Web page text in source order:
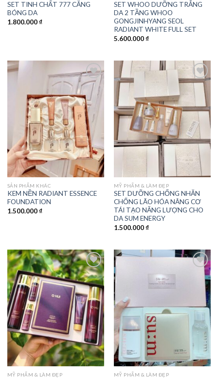
SET TINH CHẤT 777 CĂNG
BÓNG DA
1.800.000₫
SET WHOO DƯỠNG TRẮNG
DA 2 TẦNG WHOO
GONGJINHYANG SEOL
RADIANT WHITE FULL SET
5.600.000₫
Add to
wishlist
SẢN PHẨM KHÁC
KEM NỀN RADIANT ESSENCE
FOUNDATION
1.500.000₫
wishlist
MỸ PHẨM & LÀM ĐẸP
SET DƯỠNG CHỐNG NHĂN
CHỐNG LÃO HÓA NÂNG CƠ
TÁI TẠO NĂNG LƯỢNG CHO
DA SUM ENERGY
1.500.000₫
Add to
wishlist
MỸ PHẨM & LÀM ĐẸP
wishlist
MỸ PHẨM & LÀM ĐẸP